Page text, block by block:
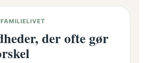
der ofte gør